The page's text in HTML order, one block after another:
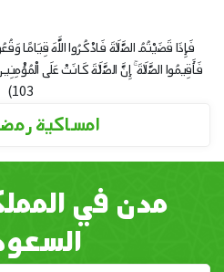
فَإِذَا قَضَيْتُمُ الصَّلَاةَ فَاذْكُرُوا اللَّهَ قِيَامًا
فَأَقِيمُوا الصَّلَاةَ ۚ إِنَّ الصَّلَاةَ كَانَتْ عَلَى
103)
امساكية رمضان
مدن في